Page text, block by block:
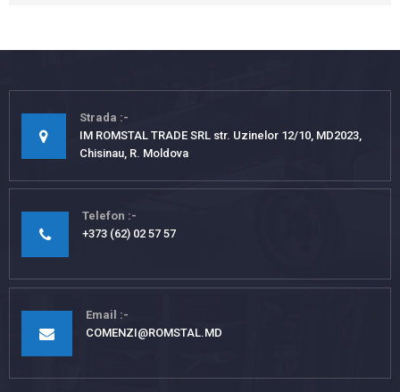
Strada
IM ROMSTAL TRADE SRL str. Uzinelor 12/10, MD2023,
Chisinau, R. Moldova
Telefon
+373 (62) 02 57 57
Email
COMENZI@ROMSTAL.MD